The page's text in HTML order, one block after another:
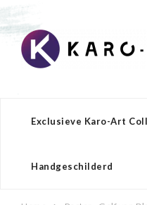
Exclusieve Karo-Art
Handgeschilderd